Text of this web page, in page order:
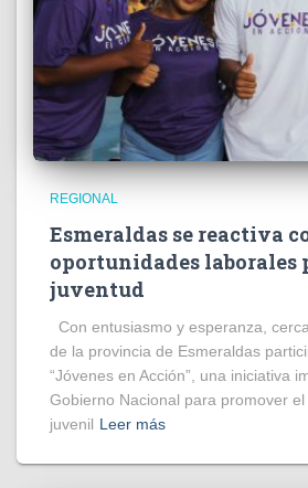
REGIONAL
Esmeraldas se reactiva
oportunidades laborales
juventud
Con entusiasmo y esperanza,
de la provincia de Esmeraldas
“Jóvenes en Acción”, una iniciativa
Gobierno Nacional para promover
juvenil Leer más